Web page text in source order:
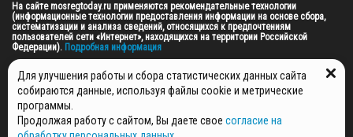
На сайте mosregtoday.ru применяются рекомендательные технологии
(информационные технологии предоставления информации на основе сбора,
систематизации и анализа сведений, относящихся к предпочтениям
пользователей сети «Интернет», находящихся на территории Российской
Федерации). Подробная информация
© 2026 ПРАВА НА ВСЕ МАТЕРИАЛЫ САЙТА ПРИНАДЛЕЖАТ ГАУ МО "ЦИФРОВЫЕ
МЕДИА" (ОГРН: 1255000059467).
ПОЛИТИКА ОБРАБОТКИ И ЗАЩИТЫ ПЕРСОНАЛЬНЫХ ДАННЫХ
Для улучшения работы и сбора статистических данных сайта
собираются данные, используя файлы cookie и метрические
программы.
Продолжая работу с сайтом, Вы даете свое согласие на